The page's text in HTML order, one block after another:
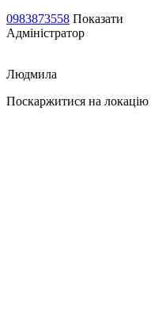
0983873558 Показати
Адміністратор
Людмила
Поскаржитися на локацію